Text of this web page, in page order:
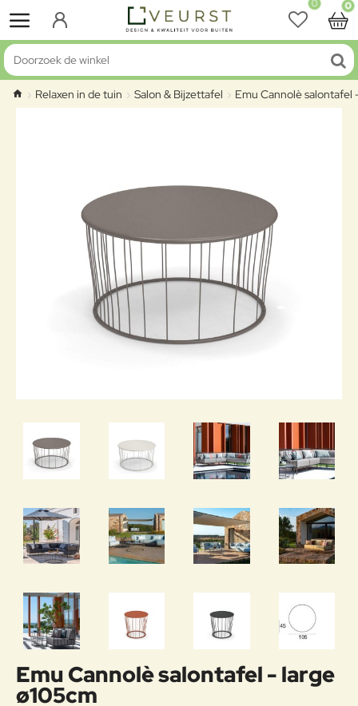
0 0
Doorzoek de winkel
home
Relaxen in de tuin Salon & Bijzettafel Emu Cannolè salontafel
Emu Cannolè salontafel - large
ø105cm